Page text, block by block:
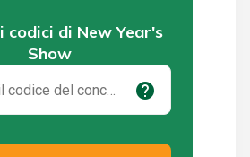
codici di New Year's
Show
help